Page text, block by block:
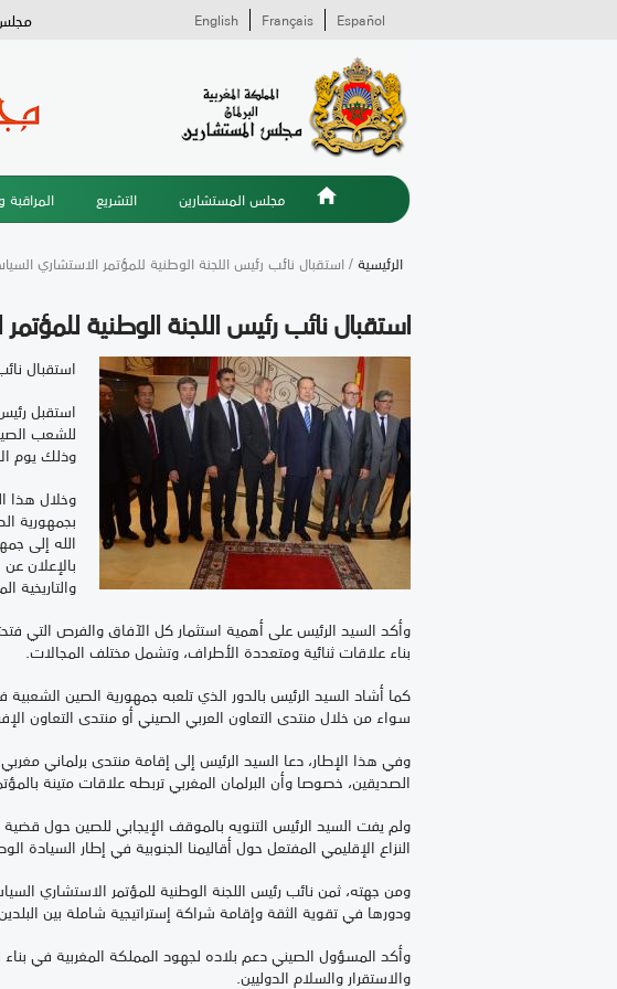
Español
Français
English
مجلس المستشارين التشريع
الرئيسية/ استقبال نائب رئيس اللجنة الوطنية للمؤتمر الاستشاري
استقبال نائب رئيس اللجنة الوطنية
استقبال
استقبل
وذلك يوم الاثنين 19 شتنبر
وخلال هذا
بجمهورية
بالإعلان
والتاريخية
وأكد السيد الرئيس على أهمية استثمار كل الآفاق والفرص التي
بناء علاقات ثنائية ومتعددة الأطراف، وتشمل مختلف المجالات.
كما أشاد السيد الرئيس بالدور الذي تلعبه جمهورية الصين الشعبية
سواء من خلال منتدى التعاون العربي الصيني أو منتدى التعاون
وفي هذا الإطار، دعا السيد الرئيس إلى إقامة منتدى برلماني مغربي
الصديقين، خصوصا وأن البرلمان المغربي تربطه علاقات متينة
ولم يفت السيد الرئيس التنويه بالموقف الإيجابي للصين حول
النزاع الإقليمي المفتعل حول أقاليمنا الجنوبية في إطار السيادة
ومن جهته، ثمن نائب رئيس اللجنة الوطنية للمؤتمر الاستشاري
ودورها في تقوية الثقة وإقامة شراكة إستراتيجية شاملة بين
وأكد المسؤول الصيني دعم بلاده لجهود المملكة المغربية في
والاستقرار والسلام الدوليين.